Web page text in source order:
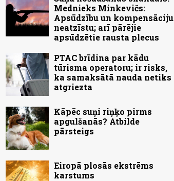
Mednieks Minkevičs:
Apsūdzību un kompensāciju
neatzīstu; arī pārējie
apsūdzētie rausta plecus
PTAC brīdina par kādu
tūrisma operatoru; ir risks,
ka samaksātā nauda netiks
atgriezta
Kāpēc suņi riņķo pirms
apgulšanās? Atbilde
pārsteigs
Eiropā plosās ekstrēms
karstums